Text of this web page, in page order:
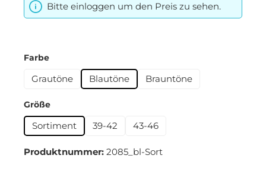
Bitte einloggen um den Preis zu sehen.
Farbeauswählen
Grautöne Blautöne Brauntöne
Größeauswählen
Sortiment 39-42 43-46
Produktnummer: 2085_bl-Sort